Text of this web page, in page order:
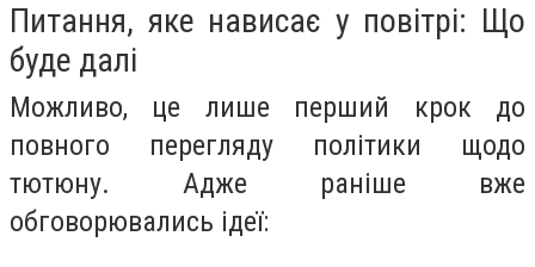
Питання, яке нависає у повітрі: Що
буде далі
Можливо, це лише перший крок до
повного перегляду політики щодо
тютюну. Адже раніше вже
обговорювались ідеї: